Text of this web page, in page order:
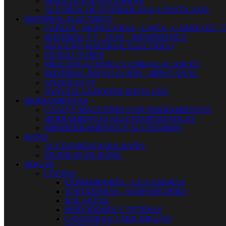
ALCOHOL DE QUEMAR-AGUA DESTILADA
MATERIAL ELECTRICO
CABLES - MANGUERAS - LINEA - CARRETES -
MATERIAL TV - TELF - INFORMATICA
PEQUEÑO MATERIAL ELECTRICO
EXTRACTORES
PROLONGACIONES Y ENROLLACABLES
MATERIAL INSTALACIÓN - MINI CANAL
ANTENAS TV
PANTALLAS-DOWNLIGHTS LED
HERRAMIENTAS
CAJAS Y MALETINES CON HERRAMIENTAS
HERRAMIENTAS ELECTROPORTATILES
MINIHERRAMIENTA Y ACCESORIOS
BAÑO
ACCESORIOS PARA BAÑO
MUEBLES DE BAÑO
HOGAR
COCINA
EXPRIMIDORES - LICUADORAS
TOSTADORAS - SANDWICHERA
BALANZAS
HERVIDORES Y TETERAS
CAFETERAS Y MOLINILLOS